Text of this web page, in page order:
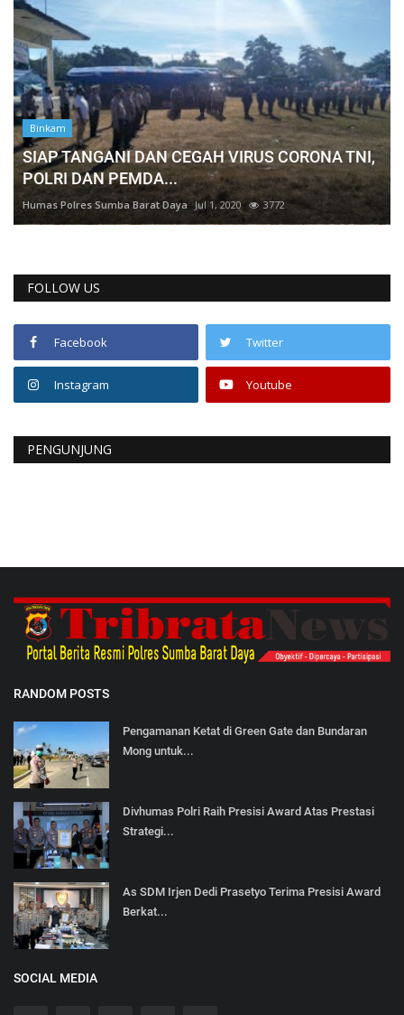
Binkam
SIAP TANGANI DAN CEGAH VIRUS CORONA TNI,
POLRI DAN PEMDA...
Humas Polres Sumba Barat Daya Jul 1, 2020 3772
FOLLOW US
Facebook Twitter
Instagram Youtube
PENGUNJUNG
RANDOM POSTS
Pengamanan Ketat di Green Gate dan Bundaran
Mong untuk...
Divhumas Polri Raih Presisi Award Atas Prestasi
Strategi...
As SDM Irjen Dedi Prasetyo Terima Presisi Award
Berkat...
SOCIAL MEDIA